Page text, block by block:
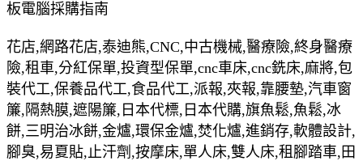
板電腦採購指南
花店,網路花店,泰迪熊,CNC,中古機械,醫療險,終身醫療
險,租車,分紅保單,投資型保單,cnc車床,cnc銑床,麻將,包
裝代工,保養品代工,食品代工,派報,夾報,靠腰墊,汽車窗
簾,隔熱膜,遮陽簾,日本代標,日本代購,旗魚鬆,魚鬆,冰
餅,三明治冰餅,金爐,環保金爐,焚化爐,進銷存,軟體設計,
腳臭,易夏貼,止汗劑,按摩床,單人床,雙人床,租腳踏車,田